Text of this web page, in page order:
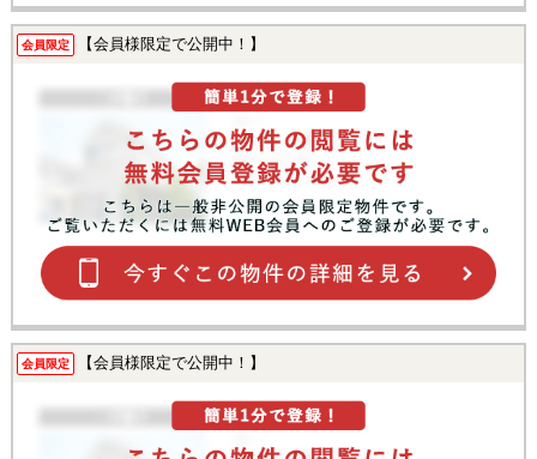
会員限定 【会員様限定で公開中！】
会員限定 【会員様限定で公開中！】